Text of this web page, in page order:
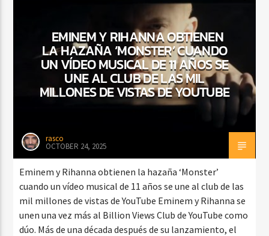
EMINEM Y RIHANNA OBTIENEN
LA HAZAÑA ‘MONSTER’ CUANDO
UN VÍDEO MUSICAL DE 11 AÑOS SE
UNE AL CLUB DE LAS MIL
MILLONES DE VISTAS DE YOUTUBE
rasco
OCTOBER 24, 2025
Eminem y Rihanna obtienen la hazaña ‘Monster’
cuando un vídeo musical de 11 años se une al club de las
mil millones de vistas de YouTube Eminem y Rihanna se
unen una vez más al Billion Views Club de YouTube como
dúo. Más de una década después de su lanzamiento, el